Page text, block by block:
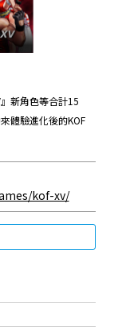
新角色等合計15
體驗進化後的KOF
kof-xv/